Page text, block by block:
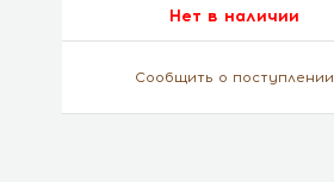
Нет в наличии
Сообщить о поступлении